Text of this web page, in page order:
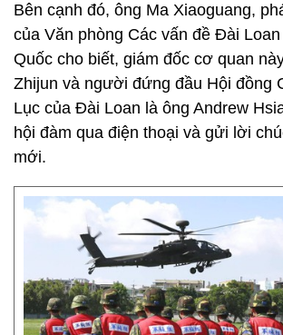
Bên cạnh đó, ông Ma Xiaoguang,
của Văn phòng Các vấn đề Đài Loan
Quốc cho biết, giám đốc cơ quan
Zhijun và người đứng đầu Hội đồng
Lục của Đài Loan là ông Andrew
hội đàm qua điện thoại và gửi lời
mới.